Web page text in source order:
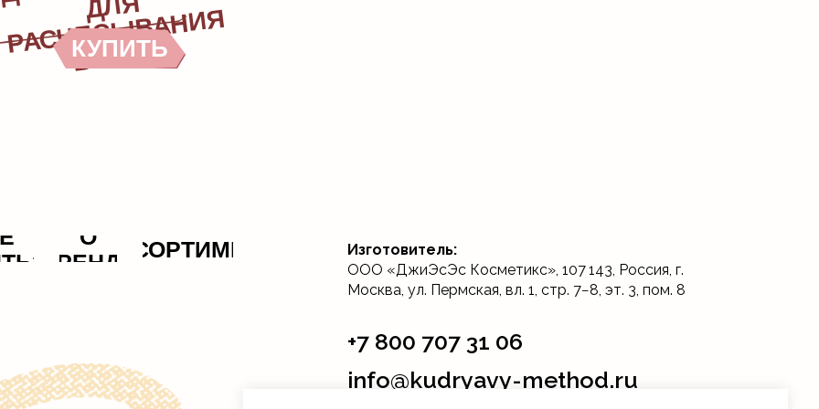
Я
С
КУПИТЬ
Изготовитель:
ООО «ДжиЭсЭс Косметикс», 107 143, Россия, г.
Москва, ул. Пермская, вл. 1, стр. 7−8, эт. 3, пом. 8
+7 800 707 31 06
info@kudryavy-method.ru
О
БРЕНДЕАССОРТИМЕНТ